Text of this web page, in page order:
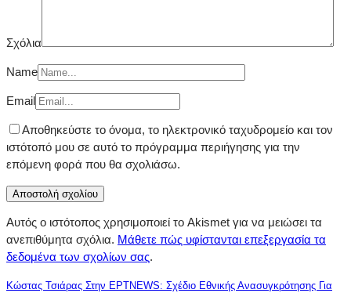
Σχόλια
Name
Email
Αποθηκεύστε το όνομα, το ηλεκτρονικό ταχυδρομείο και τον
ιστότοπό μου σε αυτό το πρόγραμμα περιήγησης για την
επόμενη φορά που θα σχολιάσω.
Αυτός ο ιστότοπος χρησιμοποιεί το Akismet για να μειώσει τα
ανεπιθύμητα σχόλια. Μάθετε πώς υφίστανται επεξεργασία τα
δεδομένα των σχολίων σας.
Κώστας Τσιάρας Στην ΕΡΤNEWS: Σχέδιο Εθνικής Ανασυγκρότησης Για